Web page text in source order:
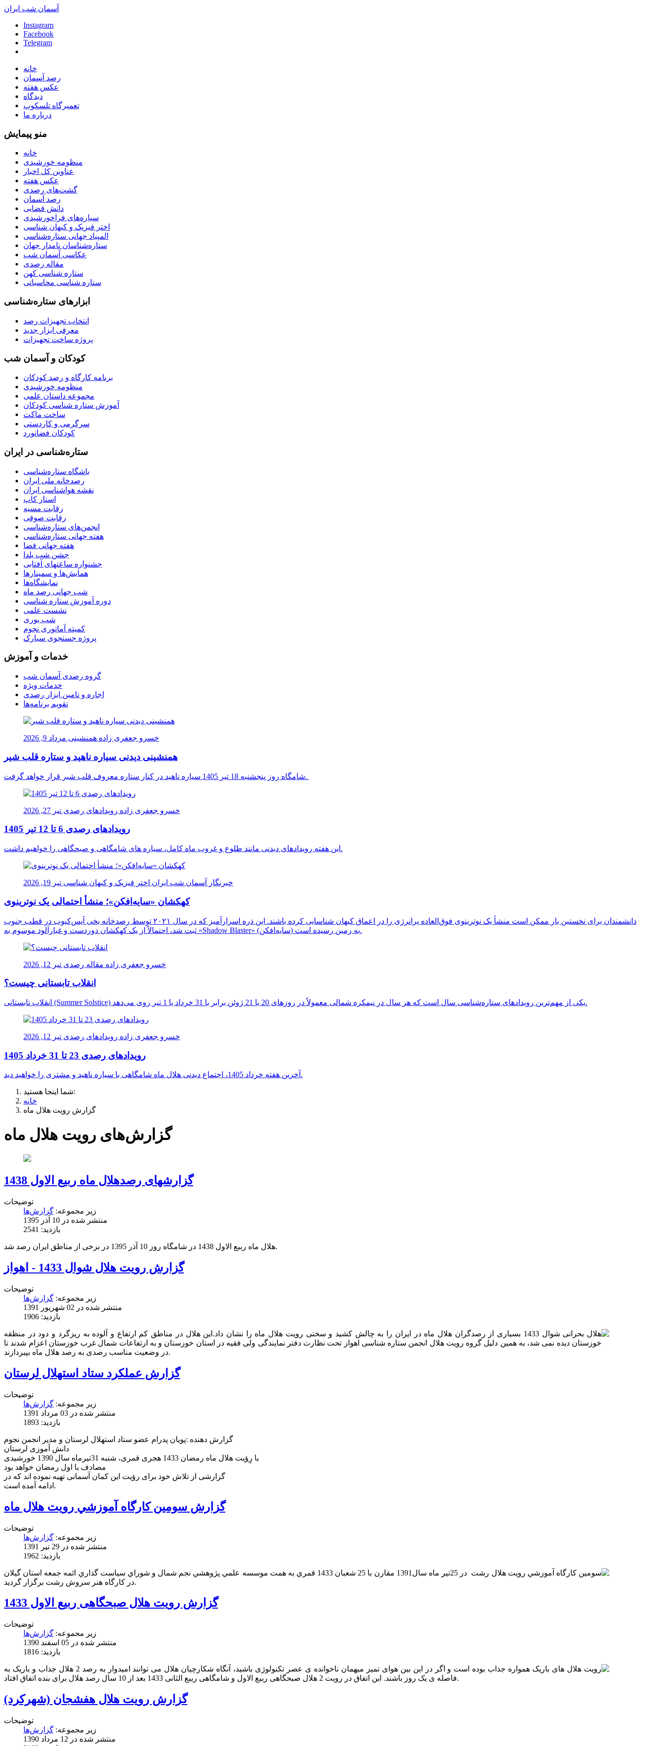
آسمان شب ایران
Instagram
Facebook
Telegram
خانه
رصد آسمان
عکس هفته
دیدگاه
تعمیرگاه تلسکوپ
درباره ما
منو پیمایش
خانه
منظومه خورشیدی
عناوین کل اخبار
عکس هفته
گشت‌های رصدی
رصد آسمان
دانش فضایی
سیاره‌های فراخورشیدی
اختر فیزیک و کیهان شناسی
المپیاد جهانی ستاره‌شناسی
ستاره‌شناسان نامدار جهان
عکاسی آسمان شب
مقاله رصدی
ستاره شناسی کهن
ستاره شناسی محاسباتی
ابزارهای ستاره‌شناسی
انتخاب تجهیزات رصد
معرفی ابزار جدید
پروژه ساخت تجهیزات
کودکان و آسمان شب
برنامه‌ کارگاه و رصد کودکان
منظومه خورشیدی
مجموعه داستان علمی
آموزش ستاره شناسی کودکان
ساخت ماکت
سرگرمی و کاردستی
کودکان فضانورد
ستاره‌شناسی در ایران
باشگاه ستاره‌شناسی
رصدخانه ملی ایران
نقشه هواشناسی ایران
استار کاپ
رقابت مسیه
رقابت صوفی
انجمن‌های ستاره‌شناسی
هفته جهانی ستاره‌شناسی
هفته جهانی فضا
جشن شب یلدا
جشنواره ساعتهای آفتابی
همایش‌ها و سمینارها
نمایشگاه‌ها
شب جهانی رصد ماه
دوره آموزش ستاره شناسی
نشست علمی
شب یوری
کمیته آماتوری نجوم
پروژه جستجوی سیارک
خدمات و آموزش
گروه رصدی آسمان شب
خدمات ویژه
اجاره و تامین ابزار رصدی
تقویم برنامه‌ها
خسرو جعفری زاده همنشینی مرداد 9, 2026
همنشینی دیدنی سیاره ناهید و ستاره قلب شیر
شامگاه روز پنجشنبه 18 تیر 1405 سیاره ناهید در کنار ستاره معروف قلب شیر قرار خواهد گرفت.
خسرو جعفری زاده رویدادهای رصدی تیر 27, 2026
رویدادهای رصدی 6 تا 12 تیر 1405
این هفته رویدادهای دیدنی مانند طلوع و غروب ماه کامل، سیاره های شامگاهی و صبحگاهی را خواهیم داشت.
خبرنگار آسمان شب ایران اختر فیزیک و کیهان شناسی تیر 19, 2026
کهکشان «سایه‌افکن»؛ منشأ احتمالی یک نوترینوی
دانشمندان برای نخستین بار ممکن است منشأ یک نوترینوی فوق‌العاده پرانرژی را در اعماق کیهان شناسایی کرده باشند. این ذره اسرارآمیز که در سال ۲۰۲۱ توسط رصدخانه یخی آیس‌کیوب در قطب جنوب
ثبت شد، احتمالاً از یک کهکشان دوردست و غبارآلود موسوم به «Shadow Blaster» (سایه‌افکن) به زمین رسیده است.
خسرو جعفری زاده مقاله رصدی تیر 12, 2026
انقلاب تابستانی چیست؟
انقلاب تابستانی (Summer Solstice) یکی از مهم‌ترین رویدادهای ستاره‌شناسی سال است که هر سال در نیمکره شمالی معمولاً در روزهای 20 یا 21 ژوئن برابر با 31 خرداد یا 1 تیر روی می‌دهد.
خسرو جعفری زاده رویدادهای رصدی تیر 12, 2026
رویدادهای رصدی 23 تا 31 خرداد 1405
آخرین هفته خرداد 1405، اجتماع دیدنی هلال ماه شامگاهی با سیاره ناهید و مشتری را خواهید دید.
شما اینجا هستید:
خانه
گزارش رویت هلال ماه
گزارش‌های رویت هلال ماه
گزارشهای رصدهلال ماه ربیع الاول 1438
توضیحات
زیر مجموعه: گزارش‌ها
منتشر شده در 10 آذر 1395
بازدید: 2541
هلال ماه ربیع الاول 1438 در شامگاه روز 10 آذر 1395 در برخی از مناطق ایران رصد شد.
گزارش رویت هلال شوال 1433 - اهواز
توضیحات
زیر مجموعه: گزارش‌ها
منتشر شده در 02 شهریور 1391
بازدید: 1906
هلال بحرانی شوال 1433 بسیاری از رصدگران هلال ماه در ایران را به چالش کشید و سختی رویت هلال ماه را نشان داد.این هلال در مناطق کم ارتفاع و آلوده به ریزگرد و دود در منظقه
خوزستان دیده نمی شد، به همین دلیل گروه رویت هلال انجمن ستاره شناسی اهواز تحت نظارت دفتر نمایندگی ولی فقیه در استان خوزستان و به ارتفاعات شمال غرب خوزستان اعزام شدند تا
در وضعیت مناسب رصدی به رصد هلال ماه بپیردازند.
توضیحات
زیر مجموعه: گزارش‌ها
منتشر شده در 03 مرداد 1391
بازدید: 1893
گزارش دهنده :پویان پدرام عضو ستاد استهلال لرستان و مدیر انجمن نجوم
دانش آموزی لرستان
با رِؤیت هلال ماه رمضان 1433 هجری قمری، شنبه 31تیرماه سال 1390 خورشیدی
مصادف با اول رمضان خواهد بود
گزارشی از تلاش خود برای رؤیت این کمان آسمانی تهیه نموده اند که در
ادامه آمده است.
گزارش سومين كارگاه آموزشي رويت هلال ماه
توضیحات
زیر مجموعه: گزارش‌ها
منتشر شده در 29 تیر 1391
بازدید: 1962
سومين كارگاه آموزشي رويت هلال رشت در 25تير ماه سال1391 مقارن با 25 شعبان 1433 قمري به همت موسسه علمي پژوهشي نجم شمال و شوراي سياست گذاري ائمه جمعه استان گيلان
در كارگاه هنر سروش رشت برگزار گرديد.
گزارش رويت هلال صبحگاهی ربیع الاول 1433
توضیحات
زیر مجموعه: گزارش‌ها
منتشر شده در 05 اسفند 1390
بازدید: 1816
رویت هلال های باریک همواره جذاب بوده است و اگر در این بین هوای تمیز میهمان ناخوانده ی عصر تکنولوژی باشید، آنگاه شکارچیان هلال می توانند امیدوار به رصد 2 هلال جذاب و باریک به
فاصله ی یک روز باشند. این اتفاق در رویت 2 هلال صبحگاهی ربیع الاول و شامگاهی ربیع الثانی 1433 بعد از 10 سال رصد هلال برای بنده اتفاق افتاد.
گزارش رویت هلال هفشجان (شهرکرد)
توضیحات
زیر مجموعه: گزارش‌ها
منتشر شده در 12 مرداد 1390